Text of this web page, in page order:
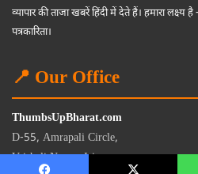
व्यापार की ताजा खबरें हिंदी में देते हैं। हमारा लक्ष्य
पत्रकारिता।
📍 Our Office
ThumbsUpBharat.com
D-55, Amrapali Circle,
Vaishali Nagar, Jaipur